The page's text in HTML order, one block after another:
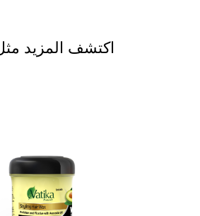
اكتشف المزيد